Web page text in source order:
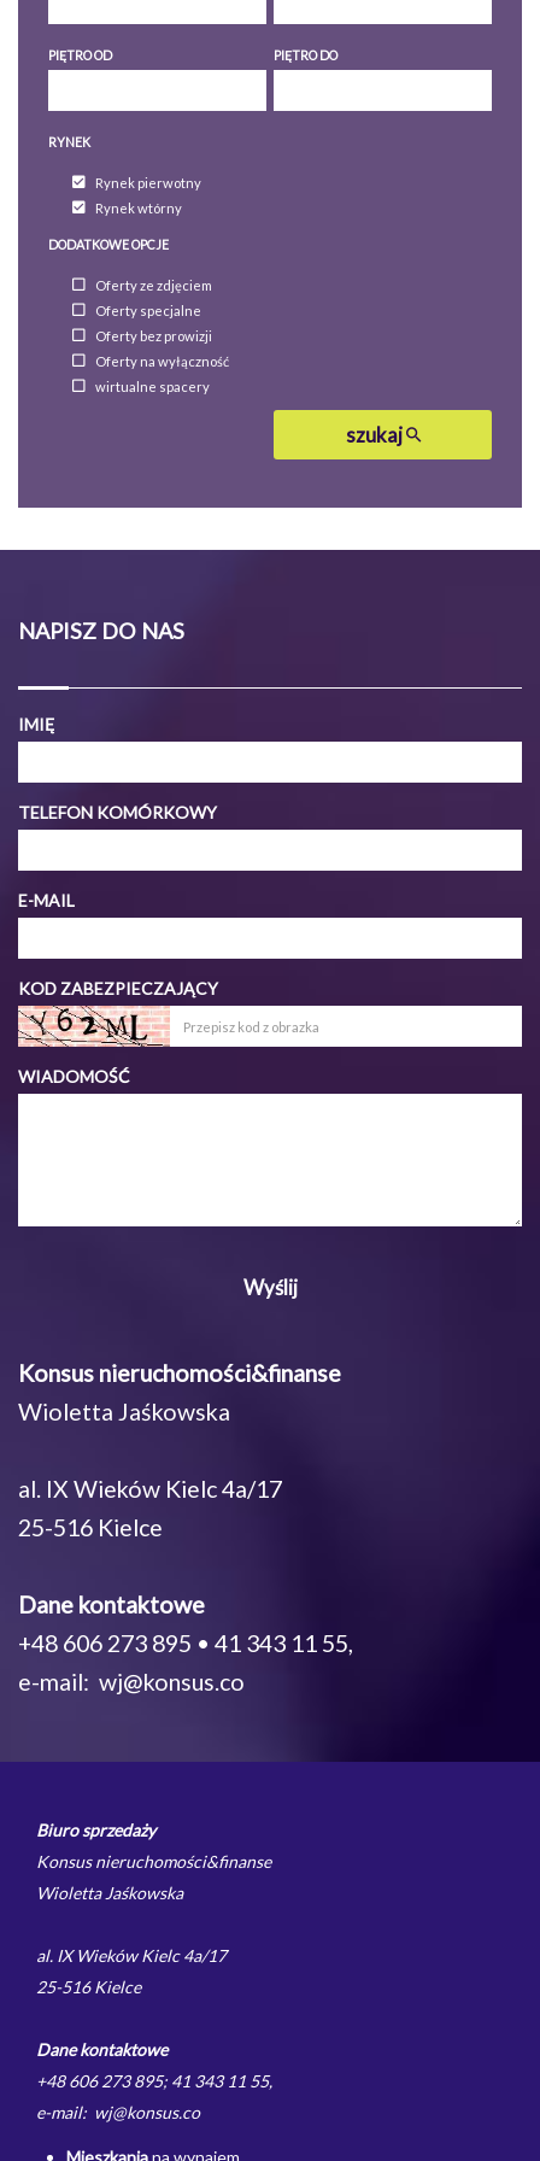
PIĘTRO OD PIĘTRO DO
RYNEK
Rynek pierwotny
Rynek wtórny
DODATKOWE OPCJE
Oferty ze zdjęciem
Oferty specjalne
Oferty bez prowizji
Oferty na wyłączność
wirtualne spacery
szukaj
NAPISZ DO NAS
IMIĘ
TELEFON KOMÓRKOWY
E-MAIL
KOD ZABEZPIECZAJĄCY
WIADOMOŚĆ
Konsus nieruchomości&finanse
Wioletta Jaśkowska
al. IX Wieków Kielc 4a/17
25-516 Kielce
Dane kontaktowe
+48 606 273 895 • 41 343 11 55,
e-mail: wj@konsus.co
Biuro sprzedaży
Konsus nieruchomości&finanse
Wioletta Jaśkowska
al. IX Wieków Kielc 4a/17
25-516 Kielce
Dane kontaktowe
+48 606 273 895; 41 343 11 55,
e-mail: wj@konsus.co
Mieszkaniana wynajem